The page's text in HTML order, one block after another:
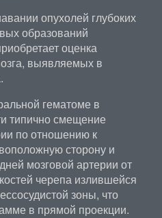
опухолей глубоких
образований
оценка
выявляемых в
гематоме в
типично смещение
по отношению к
сторону и
мозговой артерии от
черепа излившейся
зоны, что
в прямой проекции.